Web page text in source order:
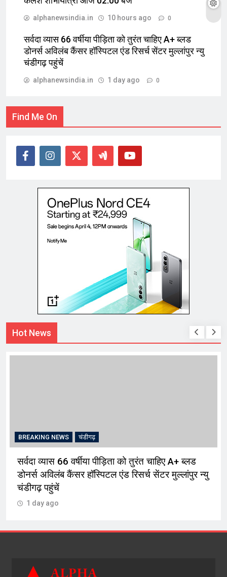
alphanewsindia.in 10 hours ago 0
सर्वदा व्यास 66 वर्षीया पीड़िता को तुरंत चाहिए A+ ब्लड
डोनर्स अविलंब कैंसर हॉस्पिटल एंड रिसर्च सेंटर मुल्लांपुर न्यु
चंडीगढ़ पहुंचें
alphanewsindia.in 1 day ago 0
Find Me On
Hot News
BREAKING NEWS चंडीगढ़
सर्वदा व्यास 66 वर्षीया पीड़िता को तुरंत चाहिए A+ ब्लड
डोनर्स अविलंब कैंसर हॉस्पिटल एंड रिसर्च सेंटर मुल्लांपुर न्यु
चंडीगढ़ पहुंचें
1 day ago